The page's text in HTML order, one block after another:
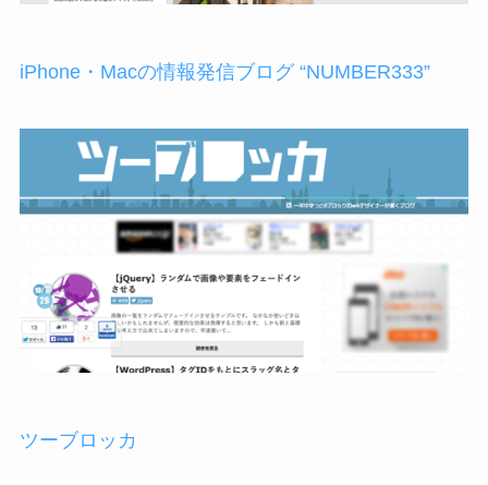
iPhone・Macの情報発信ブログ “NUMBER333”
ツーブロッカ